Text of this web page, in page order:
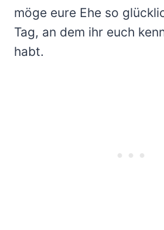
möge eure Ehe so
Tag, an dem ihr euch
habt.